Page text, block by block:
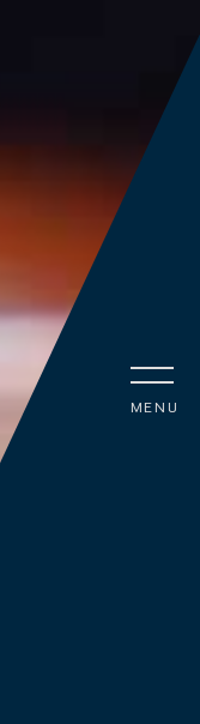
ご予約
MENU